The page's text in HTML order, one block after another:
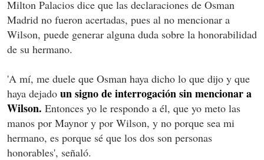
Milton Palacios dice que las declaraciones de Osman
Madrid no fueron acertadas, pues al no mencionar a
Wilson, puede generar alguna duda sobre la honorabilidad
de su hermano.
'A mí, me duele que Osman haya dicho lo que dijo y que
haya dejado un signo de interrogación sin mencionar a
Wilson. Entonces yo le respondo a él, que yo meto las
manos por Maynor y por Wilson, y no porque sea mi
hermano, es porque sé que los dos son personas
honorables', señaló.